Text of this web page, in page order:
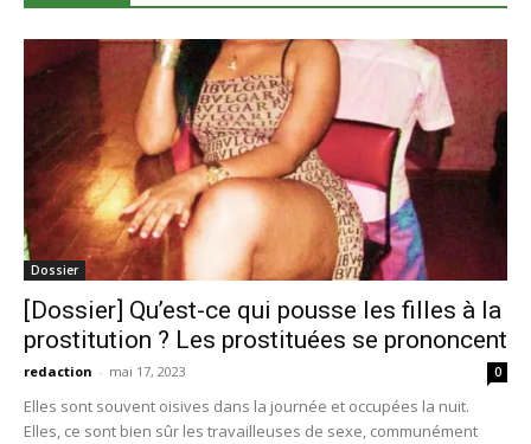
Dossier
[Dossier] Qu’est-ce qui pousse les filles à la
prostitution ? Les prostituées se prononcent
redaction - mai 17, 2023 0
Elles sont souvent oisives dans la journée et occupées la nuit.
Elles, ce sont bien sûr les travailleuses de sexe, communément